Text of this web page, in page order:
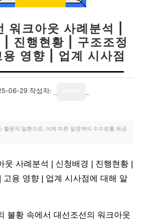
워크아웃 사례분석 |
| 진행현황 | 구조조정
영향 | 업계 시사점
06-29 작성자:
활동의 일환으로, 이에 따른 일정액의 수수료를 제공
웃 사례분석 | 신청배경 | 진행현황 |
고용 영향 | 업계 시사점에 대해 알
불황 속에서 대선조선의 워크아웃